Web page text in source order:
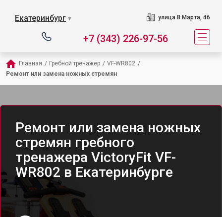
Екатеринбург ▼ улица 8 Марта, 46
+7 (343) 226-97-56
Главная / Гребной тренажер / VF-WR802 /
Ремонт или замена ножных стремян
Ремонт или замена ножных
стремян гребного
тренажера VictoryFit VF-
WR802 в Екатеринбурге